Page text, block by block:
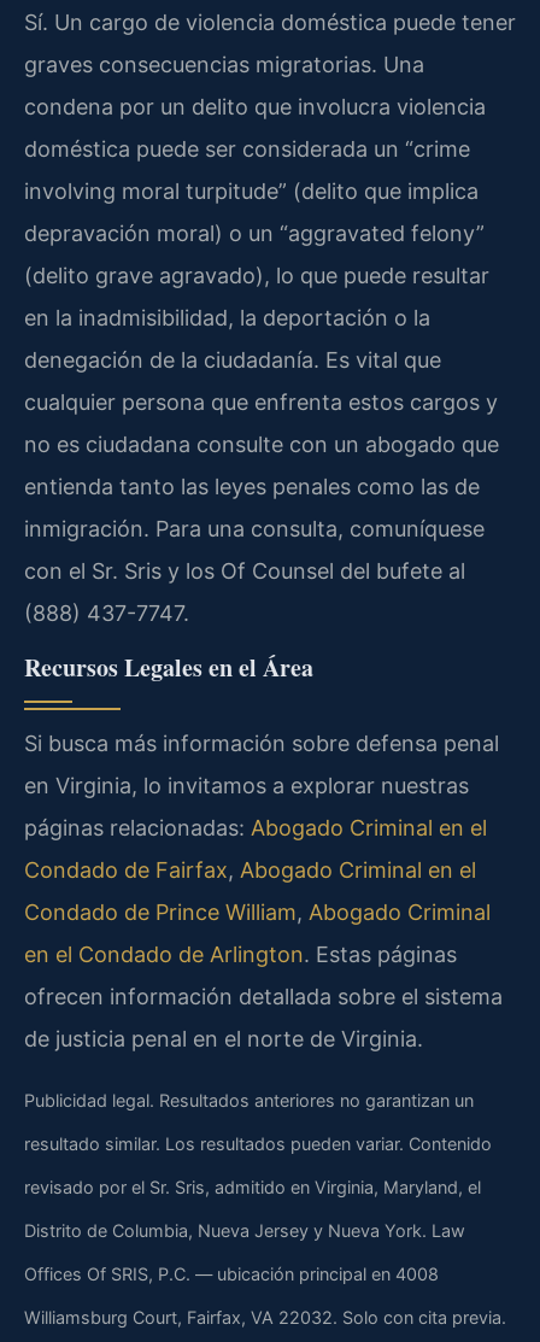
Sí. Un cargo de violencia doméstica puede tener
graves consecuencias migratorias. Una
condena por un delito que involucra violencia
doméstica puede ser considerada un “crime
involving moral turpitude” (delito que implica
depravación moral) o un “aggravated felony”
(delito grave agravado), lo que puede resultar
en la inadmisibilidad, la deportación o la
denegación de la ciudadanía. Es vital que
cualquier persona que enfrenta estos cargos y
no es ciudadana consulte con un abogado que
entienda tanto las leyes penales como las de
inmigración. Para una consulta, comuníquese
con el Sr. Sris y los Of Counsel del bufete al
(888) 437-7747.
Recursos Legales en el Área
Si busca más información sobre defensa penal
en Virginia, lo invitamos a explorar nuestras
páginas relacionadas: Abogado Criminal en el
Condado de Fairfax, Abogado Criminal en el
Condado de Prince William, Abogado Criminal
en el Condado de Arlington. Estas páginas
ofrecen información detallada sobre el sistema
de justicia penal en el norte de Virginia.
Publicidad legal. Resultados anteriores no garantizan un
resultado similar. Los resultados pueden variar. Contenido
revisado por el Sr. Sris, admitido en Virginia, Maryland, el
Distrito de Columbia, Nueva Jersey y Nueva York. Law
Offices Of SRIS, P.C. — ubicación principal en 4008
Williamsburg Court, Fairfax, VA 22032. Solo con cita previa.